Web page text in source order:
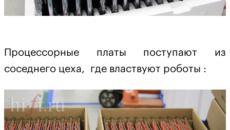
Процессорные платы поступают из
соседнего цеха, где властвуют роботы :